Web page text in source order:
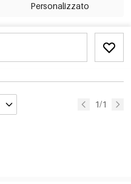
Personalizzato
1/1